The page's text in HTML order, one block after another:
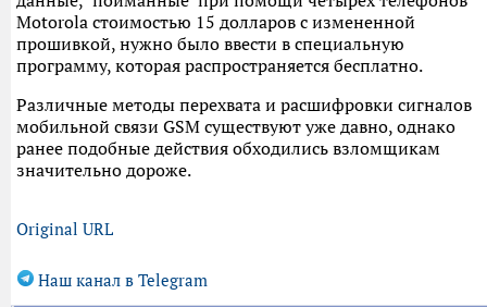
Motorola стоимостью 15 долларов с измененной
прошивкой, нужно было ввести в специальную
программу, которая распространяется бесплатно.
Различные методы перехвата и расшифровки сигналов
мобильной связи GSM существуют уже давно, однако
ранее подобные действия обходились взломщикам
значительно дороже.
Original URL
Наш канал в Telegram